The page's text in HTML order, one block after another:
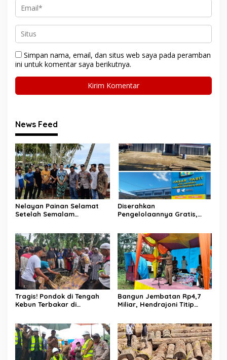
Simpan nama, email, dan situs web saya pada peramban
ini untuk komentar saya berikutnya.
News Feed
Nelayan Painan Selamat
Setelah Semalam
Selatan
Diserahkan
Pengelolaannya Gratis,
Kontrak Toko
Tragis! Pondok di Tengah
Kebun Terbakar di
Bakar
Bangun Jembatan Rp4,7
Miliar, Hendrajoni Titip
Sembarangan